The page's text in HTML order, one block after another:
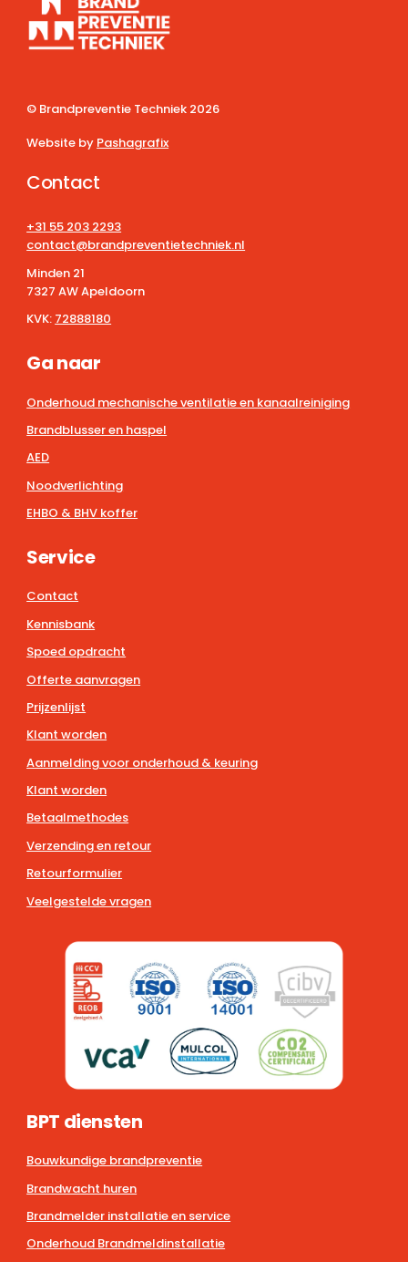
© Brandpreventie Techniek 2026
Website by Pashagrafix
Contact
+31 55 203 2293
contact@brandpreventietechniek.nl
Minden 21
7327 AW Apeldoorn
KVK: 72888180
Ga naar
Onderhoud mechanische ventilatie en kanaalreiniging
Brandblusser en haspel
AED
Noodverlichting
EHBO & BHV koffer
Service
Contact
Kennisbank
Spoed opdracht
Offerte aanvragen
Prijzenlijst
Klant worden
Aanmelding voor onderhoud & keuring
Klant worden
Betaalmethodes
Verzending en retour
Retourformulier
Veelgestelde vragen
BPT diensten
Bouwkundige brandpreventie
Brandwacht huren
Brandmelder installatie en service
Onderhoud Brandmeldinstallatie